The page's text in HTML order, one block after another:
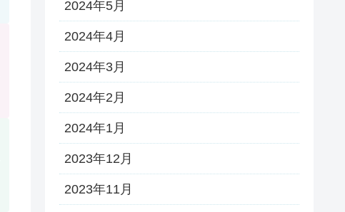
2024年5月
2024年4月
2024年3月
2024年2月
2024年1月
2023年12月
2023年11月